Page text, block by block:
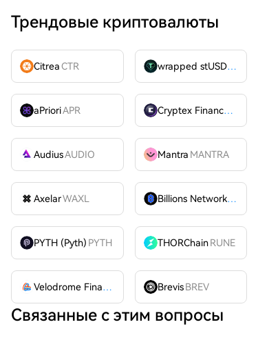
Трендовые криптовалюты
CitreaCTR wrapped stUSDT
aPrioriAPR Cryptex FinanceCTX
AudiusAUDIO Mantra MANTRA
AxelarWAXL Billions Network
BILL
PYTH (Pyth) PYTH THORChain RUNE
Velodrome Finance VELODROME
Brevis BREV
Связанные с этим вопросы